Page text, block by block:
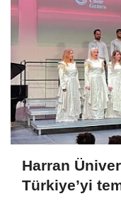
Harran
Türkiye’yi